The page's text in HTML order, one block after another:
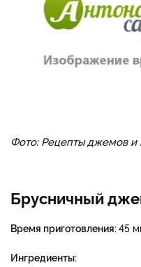
Фото: Рецепты джемов и
Брусничный
Время приготовления:45
Ингредиенты: